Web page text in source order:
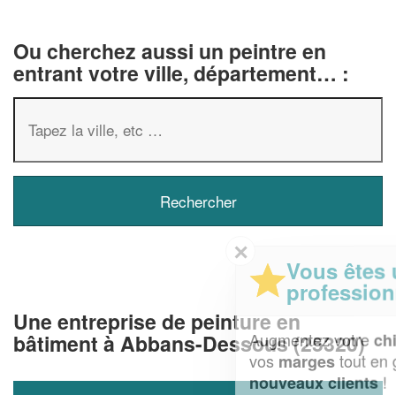
Ou cherchez aussi un peintre en
entrant votre ville, département… :
Une entreprise de peinture en
bâtiment à Abbans-Dessous (25320)
Vous êtes un
professionnel ?
Augmentez votrechiffre d'affaireset
tout en gagnant de
nouveaux clients!